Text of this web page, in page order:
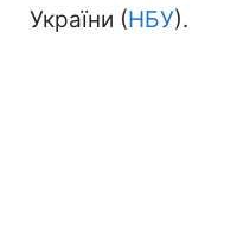
України (НБУ).